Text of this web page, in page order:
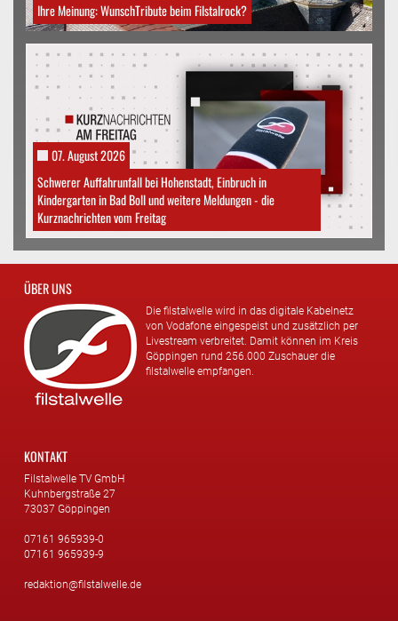
Ihre Meinung: WunschTribute beim Filstalrock?
07. August 2026
Schwerer Auffahrunfall bei Hohenstadt, Einbruch in
Kindergarten in Bad Boll und weitere Meldungen - die
Kurznachrichten vom Freitag
ÜBER UNS
Die filstalwelle wird in das digitale Kabelnetz
von Vodafone eingespeist und zusätzlich per
Livestream verbreitet. Damit können im Kreis
Göppingen rund 256.000 Zuschauer die
filstalwelle empfangen.
KONTAKT
Filstalwelle TV GmbH
Kuhnbergstraße 27
73037 Göppingen
07161 965939-0
07161 965939-9
redaktion@filstalwelle.de